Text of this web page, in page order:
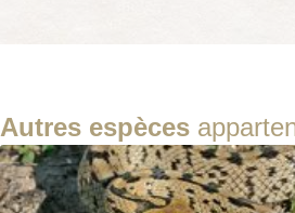
Autres espèces